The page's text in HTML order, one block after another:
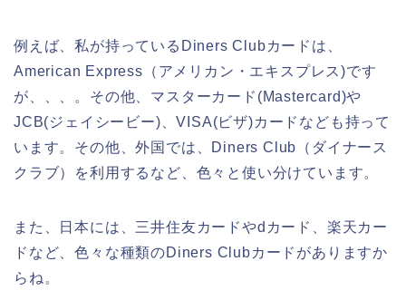
例えば、私が持っているDiners Clubカードは、
American Express（アメリカン・エキスプレス)です
が、、、。その他、マスターカード(Mastercard)や
JCB(ジェイシービー)、VISA(ビザ)カードなども持って
います。その他、外国では、Diners Club（ダイナース
クラブ）を利用するなど、色々と使い分けています。
また、日本には、三井住友カードやdカード、楽天カー
ドなど、色々な種類のDiners Clubカードがありますか
らね。